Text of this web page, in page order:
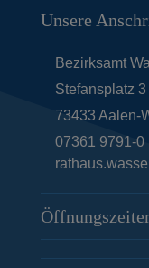
Unsere
Bezirksamt
Stefansplatz 3
73433 Aalen-
07361 9791-0